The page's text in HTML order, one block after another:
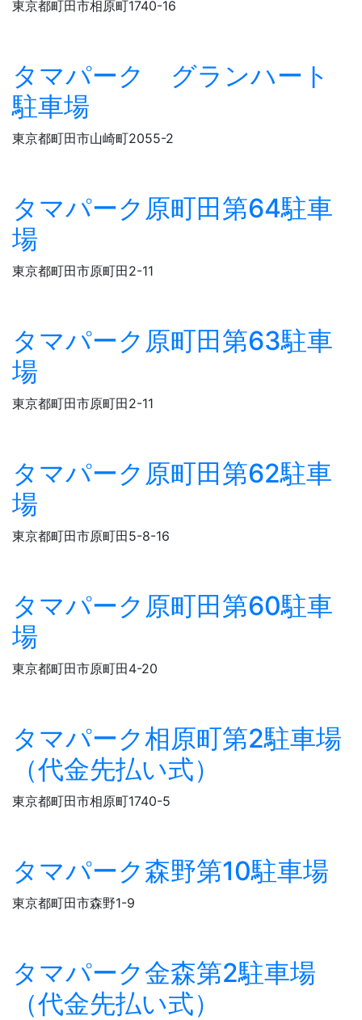
東京都町田市相原町1740-16
タマパーク グランハート
駐車場
東京都町田市山崎町2055-2
タマパーク原町田第64駐車
場
東京都町田市原町田2-11
タマパーク原町田第63駐車
場
東京都町田市原町田2-11
タマパーク原町田第62駐車
場
東京都町田市原町田5-8-16
タマパーク原町田第60駐車
場
東京都町田市原町田4-20
タマパーク相原町第2駐車場
（代金先払い式）
東京都町田市相原町1740-5
タマパーク森野第10駐車場
東京都町田市森野1-9
タマパーク金森第2駐車場
（代金先払い式）